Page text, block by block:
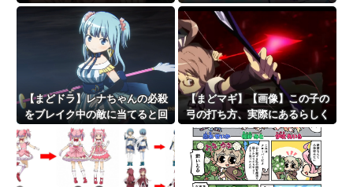
な構成っぽさもあった
【まどドラ】レナちゃんの必殺
をブレイク中の敵に当てると回
復を遅らせることができるんだ
よぉ…
【まどマギ】【画像】この子の
弓の打ち方、実際にあるらしく
て胸熱